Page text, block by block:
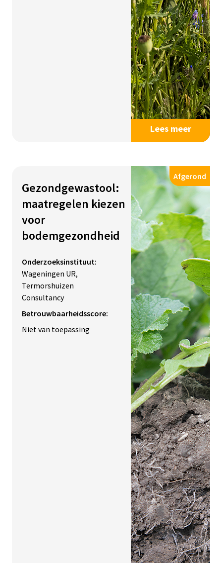
Lees meer
Gezondgewastool:
maatregelen kiezen
voor
bodemgezondheid
Onderzoeksinstituut:
Wageningen UR,
Termorshuizen
Consultancy
Betrouwbaarheidsscore:
Niet van toepassing
Afgerond